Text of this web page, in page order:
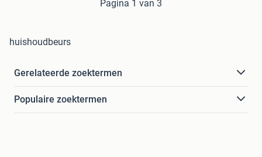
Pagina 1 van 3
huishoudbeurs
Gerelateerde zoektermen
Populaire zoektermen